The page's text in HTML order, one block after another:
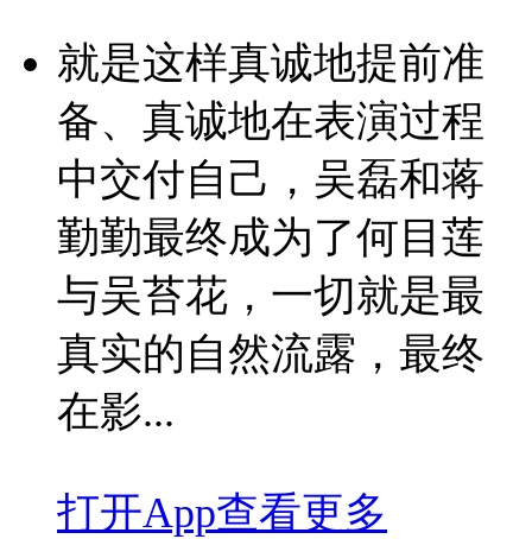
就是这样真诚地提前准
备、真诚地在表演过程
中交付自己，吴磊和蒋
勤勤最终成为了何目莲
与吴苔花，一切就是最
真实的自然流露，最终
在影...
打开App查看更多